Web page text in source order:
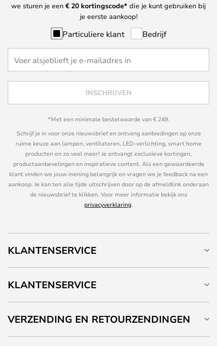
we sturen je een € 20 kortingscode* die je kunt gebruiken bij
je eerste aankoop!
Particuliere klant Bedrijf
INSCHRIJVEN
*Met een minimale bestelwaarde van € 249.
Schrijf je in voor onze nieuwsbrief en ontvang aanbiedingen op onze
ruime keuze aan lampen, ventilatoren, LED-verlichting, smart home
producten en zo veel meer! Je ontvangt exclusieve kortingen,
productaanbevelingen en inspiratieve content. Als een gewaardeerde
klant vinden we jouw mening belangrijk en vragen we je feedback na een
aankoop. Je kan ten alle tijde uitschrijven door op de afmeldlink onderaan
de nieuwsbrief te klikken. Voor meer informatie bekijk ons
privacyverklaring.
KLANTENSERVICE
KLANTENSERVICE
VERZENDING EN RETOURZENDINGEN